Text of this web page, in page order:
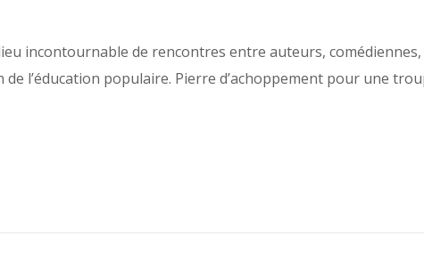
incontournable de rencontres entre auteurs, comédiennes,
l’éducation populaire. Pierre d’achoppement pour une